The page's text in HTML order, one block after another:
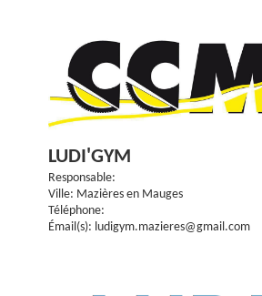
LUDI'GYM
Responsable:
Ville: Mazières en Mauges
Téléphone:
Émail(s): ludigym.mazieres@gmail.com